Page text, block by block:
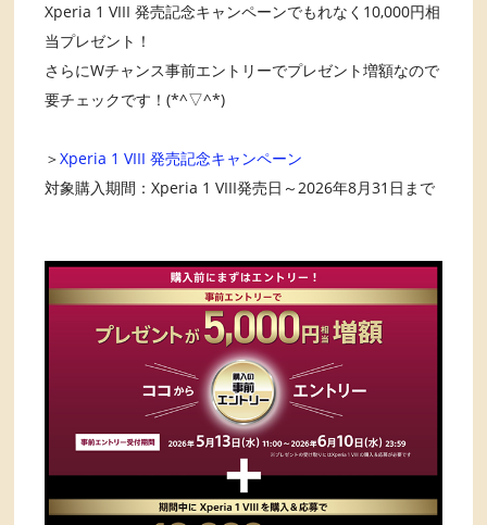
Xperia 1 VIII 発売記念キャンペーンでもれなく10,000円相
当プレゼント！
さらにWチャンス事前エントリーでプレゼント増額なので
要チェックです！(*^▽^*)
＞Xperia 1 VIII 発売記念キャンペーン
対象購入期間：Xperia 1 VIII発売日～2026年8月31日まで